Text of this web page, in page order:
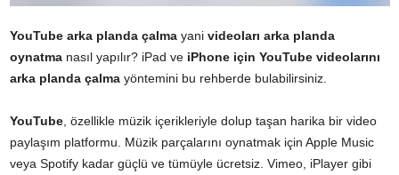
YouTube arka planda çalma yani videoları arka planda
oynatma nasıl yapılır? iPad ve iPhone için YouTube videolarını
arka planda çalma yöntemini bu rehberde bulabilirsiniz.
YouTube , özellikle müzik içerikleriyle dolup taşan harika bir video
paylaşım platformu. Müzik parçalarını oynatmak için Apple Music
veya Spotify kadar güçlü ve tümüyle ücretsiz. Vimeo, iPlayer gibi